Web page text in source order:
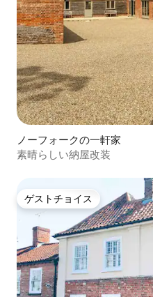
ノーフォークの一軒家
素晴らしい納屋改装
ゲストチョイス
ゲストチョイス